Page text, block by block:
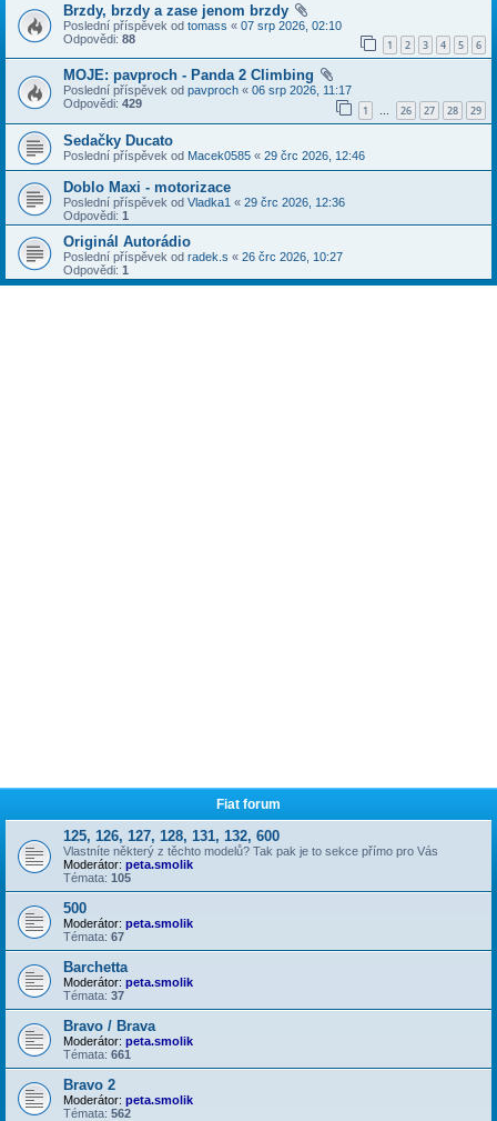
Brzdy, brzdy a zase jenom brzdy
Poslední příspěvek od tomass « 07 srp 2026, 02:10
Odpovědi: 88 1 2 3 4 5 6
MOJE: pavproch - Panda 2 Climbing
Poslední příspěvek od pavproch « 06 srp 2026, 11:17
Odpovědi: 429 1 … 26 27 28 29
Sedačky Ducato
Poslední příspěvek od Macek0585 « 29 črc 2026, 12:46
Doblo Maxi - motorizace
Poslední příspěvek od Vladka1 « 29 črc 2026, 12:36
Odpovědi: 1
Originál Autorádio
Poslední příspěvek od radek.s « 26 črc 2026, 10:27
Odpovědi: 1
Fiat forum
125, 126, 127, 128, 131, 132, 600
Vlastníte některý z těchto modelů? Tak pak je to sekce přímo pro Vás
Moderátor: peta.smolik
Témata: 105
500
Moderátor: peta.smolik
Témata: 67
Barchetta
Moderátor: peta.smolik
Témata: 37
Bravo / Brava
Moderátor: peta.smolik
Témata: 661
Bravo 2
Moderátor: peta.smolik
Témata: 562